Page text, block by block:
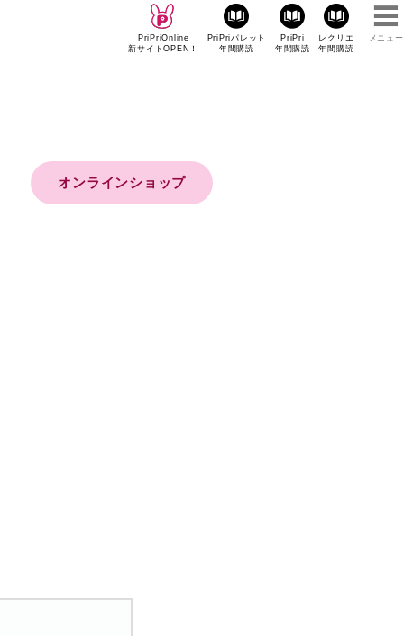
PriPriOnline
新サイトOPEN！
PriPriパレット
年間購読
PriPri
年間購読
レクリエ
年間購読
メニュー
オンラインショップ